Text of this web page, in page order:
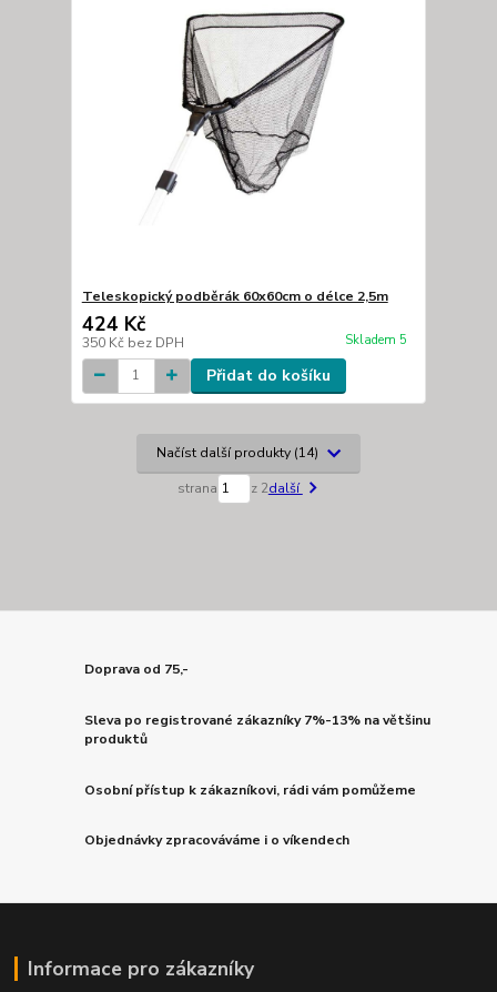
Teleskopický podběrák 60x60cm o délce 2,5m
424 Kč
350 Kč bez DPH Skladem 5
Přidat do košíku
Načíst další produkty (14)
strana z 2další
Doprava od 75,-
Sleva po registrované zákazníky 7%-13% na většinu
produktů
Osobní přístup k zákazníkovi, rádi vám pomůžeme
Objednávky zpracováváme i o víkendech
Informace pro zákazníky